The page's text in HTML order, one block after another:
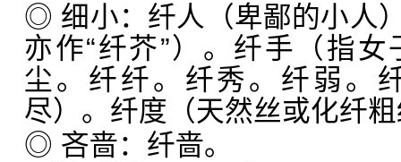
◎ 细小：纤人（卑鄙的小人
亦作“纤芥”）。纤手（指
尘。纤纤。纤秀。纤弱。
尽）。纤度（天然丝或化纤
◎ 吝啬：纤啬。